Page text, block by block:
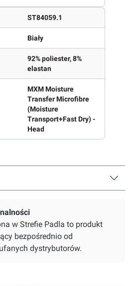
ST84059.1
Biały
92% poliester, 8%
elastan
MXM Moisture
Transfer Microfibre
(Moisture
Transport+Fast Dry) -
Head
w Strefie Padla to produkt
bezpośrednio od
dystrybutorów.